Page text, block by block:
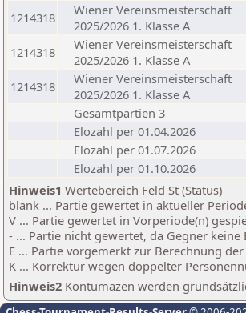
1214318
Wiener Vereinsmeisterschaft
2025/2026 1. Klasse A
1214318
Wiener Vereinsmeisterschaft
2025/2026 1. Klasse A
1214318
Wiener Vereinsmeisterschaft
2025/2026 1. Klasse A
Gesamtpartien 3
Elozahl per 01.04.2026
Elozahl per 01.07.2026
Elozahl per 01.10.2026
Hinweis1 Wertebereich Feld St (Status)
blank ... Partie gewertet in aktueller
V ... Partie gewertet in Vorperiode(n)
- ... Partie nicht gewertet, da Gegner keine
E ... Partie vorgemerkt zur Berechnung
K ... Korrektur wegen doppelter
Hinweis2 Kontumazen werden